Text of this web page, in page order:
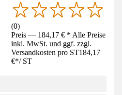
(0)
Preis — 184,17 € * Alle Preise
inkl. MwSt. und ggf. zzgl.
Versandkosten pro ST184,17
€*/ ST